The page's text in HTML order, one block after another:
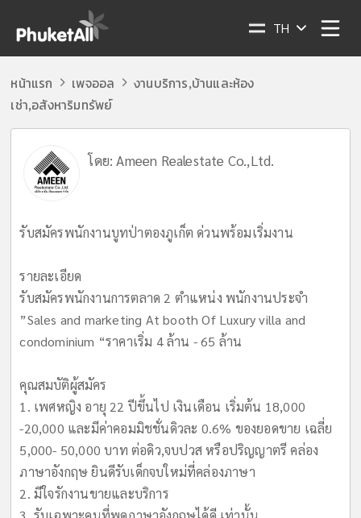
TH
หน้าแรก เพจออล งานบริการ,บ้านและห้อง
เช่า,อสังหาริมทรัพย์
โดย:Ameen Realestate Co.,Ltd.
รับสมัครพนักงานบูทป่าตองภูเก็ต ด่วนพร้อมเริ่มงาน
รายละเอียด
รับสมัครพนักงานการตลาด 2 ตำแหน่ง พนักงานประจำ
”Sales and marketing At booth Of Luxury villa and
condominium “ราคาเริ่ม 4 ล้าน - 65 ล้าน
คุณสมบัติผู้สมัคร
1. เพศหญิง อายุ 22 ปีขึ้นไป เงินเดือน เริ่มต้น 18,000
-20,000 และมีค่าคอมมิชชั่นดิวละ 0.6% ของยอดขาย เฉลี่ย
5,000- 50,000 บาท ต่อดิว,จบปวส หรือปริญญาตรี คล่อง
ภาษาอังกฤษ ยินดีรับเด็กจบใหม่ที่คล่องภาษา
2. มีใจรักงานขายและบริการ